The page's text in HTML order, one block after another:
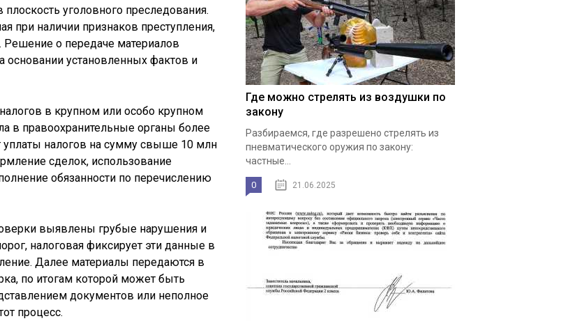
уголовного преследования.
при наличии признаков преступления,
о передаче материалов
основании установленных фактов и
в крупном или особо крупном
в правоохранительные органы более
уплаты налогов на сумму свыше 10 млн
сделок, использование
обязанности по перечислению
выявлены грубые нарушения и
налоговая фиксирует эти данные в
Далее материалы передаются в
по итогам которой может быть
документов или неполное
процесс.
Где можно стрелять из воздушки по
закону
Разбираемся, где разрешено стрелять из
пневматического оружия по закону:
частные...
0 21.06.2025